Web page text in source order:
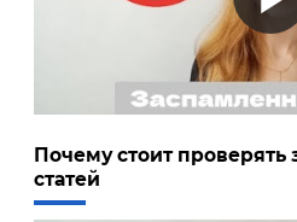
Почему стоит проверять
статей